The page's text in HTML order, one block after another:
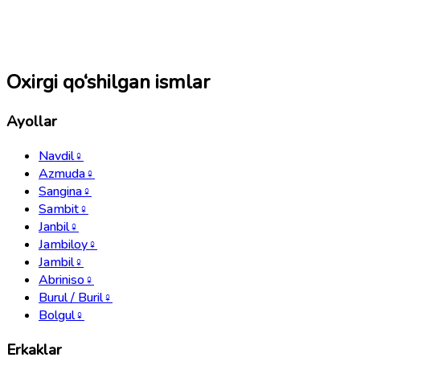
Oxirgi qo‘shilgan ismlar
Ayollar
Navdil♀
Azmuda♀
Sangina♀
Sambit♀
Janbil♀
Jambiloy♀
Jambil♀
Abriniso♀
Burul / Buril♀
Bolgul♀
Erkaklar